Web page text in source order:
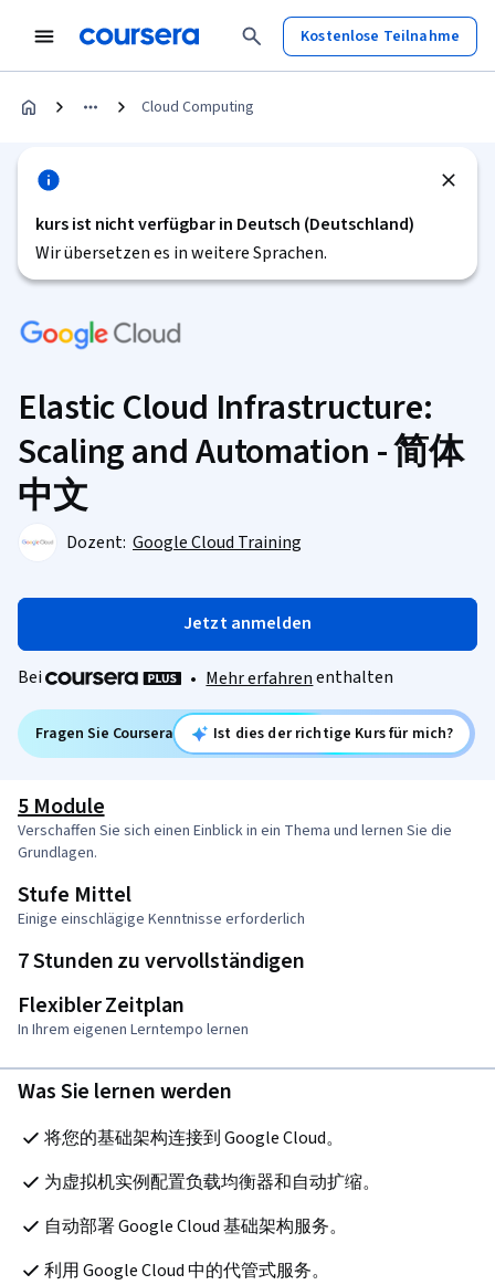
Kostenlose Teilnahme
Cloud Computing
kurs ist nicht verfügbar in Deutsch (Deutschland)
Wir übersetzen es in weitere Sprachen.
Elastic Cloud Infrastructure:
Scaling and Automation - 简体
中文
Dozent: Google Cloud Training
Jetzt anmelden
Bei • Mehr erfahrenenthalten
Fragen Sie Coursera Ist dies der richtige Kurs für mich?
5 Module
Verschaffen Sie sich einen Einblick in ein Thema und lernen Sie die
Grundlagen.
Stufe Mittel
Einige einschlägige Kenntnisse erforderlich
7 Stunden zu vervollständigen
Flexibler Zeitplan
In Ihrem eigenen Lerntempo lernen
Was Sie lernen werden
将您的基础架构连接到 Google Cloud。
为虚拟机实例配置负载均衡器和自动扩缩。
自动部署 Google Cloud 基础架构服务。
利用 Google Cloud 中的代管式服务。